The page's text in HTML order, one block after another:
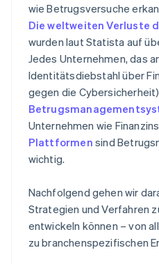
wie Betrugsversuche
Die weltweiten Verluste
wurden laut Statista auf
Jedes Unternehmen, das
Identitätsdiebstahl über
gegen die
Unternehmen wie
Plattformen sind
wichtig.
Nachfolgend gehen wir
Strategien und Verfahren
entwickeln können – von
zu branchenspezifischen